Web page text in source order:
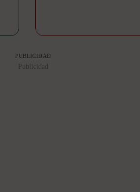
PUBLICIDAD
Publicidad